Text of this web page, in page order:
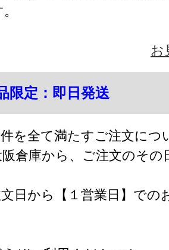
お
限定：即日発送
を全て満たすご注文につ
阪倉庫から、ご注文のそ
日から【１営業日】での